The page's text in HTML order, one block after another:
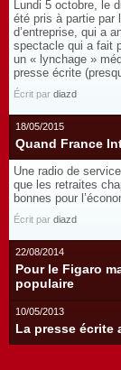
Lundi 5 octobre, le
été pris à partie par
d’entreprise, qui a
spectacle qui a fait
un « lynchage »
presse écrite
Écrit par diazd
18/05/2015
Quand France
Une radio de
que les retraites
bonnes pour
Écrit par diazd
22/08/2014
Pour le Figaro
populaire
10/05/2013
La presse écrite